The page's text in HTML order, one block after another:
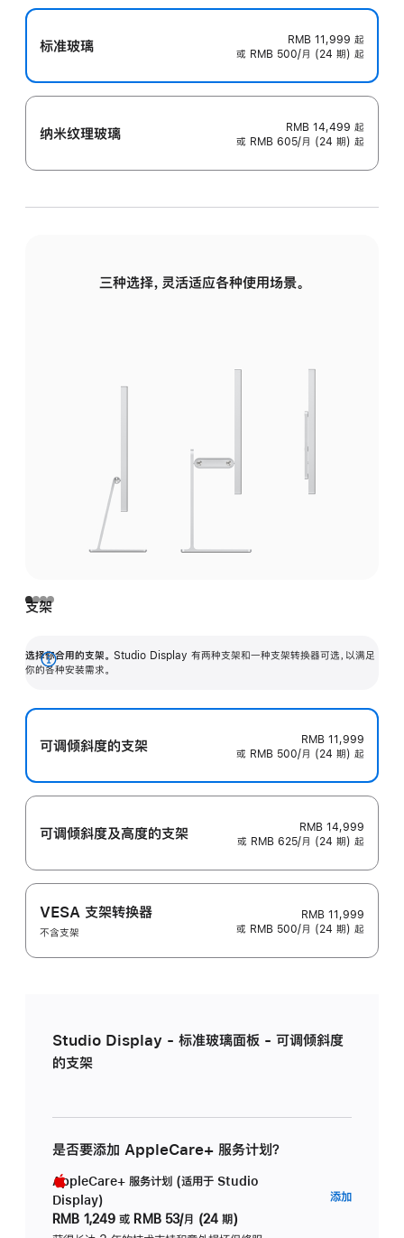
标准玻璃 RMB 11,999 起
或 RMB 500/月 (24 期) 起
纳米纹理玻璃 RMB 14,499 起
或 RMB 605/月 (24 期) 起
三种选择，灵活适应各种使用场景。
支架
选择你合用的支架。 Studio Display 有两种支架和一种支架转换器可选，以满足
你的各种安装需求。
展
可调倾斜度的支架
RMB 11,999
或 RMB 500/月 (24 期) 起
可调倾斜度及高‍度的支‍架
RMB 14,999
或 RMB 625/月 (24 期) 起
VESA 支架转换器
不含支架
RMB 11,999
或 RMB 500/月 (24 期) 起
Studio Display - 标准玻璃面板 - 可调倾斜度
的支架
是否要添加 AppleCare+ 服务计划？
AppleCare+ 服务计划 (适用于 Studio
Display)
RMB 1,249 或 RMB 53/月 (24 期)
添加